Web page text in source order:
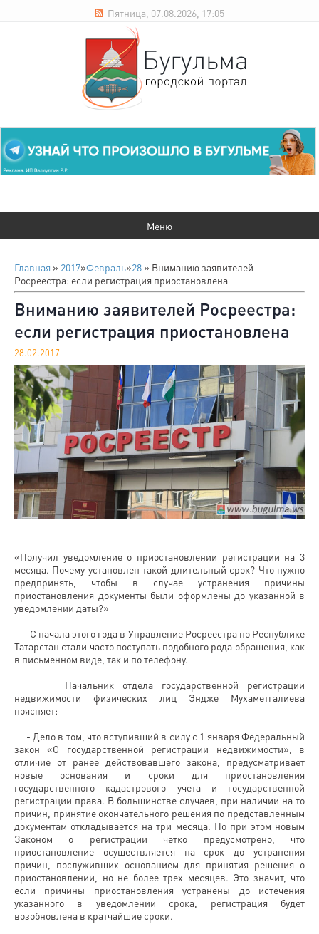
Пятница, 07.08.2026, 17:05
Главная » 2017»Февраль»28 » Вниманию заявителей
Росреестра: если регистрация приостановлена
Вниманию заявителей Росреестра:
если регистрация приостановлена
28.02.2017
«Получил уведомление о приостановлении регистрации на 3
месяца. Почему установлен такой длительный срок? Что нужно
предпринять, чтобы в случае устранения причины
приостановления документы были оформлены до указанной в
уведомлении даты?»
С начала этого года в Управление Росреестра по Республике
Татарстан стали часто поступать подобного рода обращения, как
в письменном виде, так и по телефону.
Начальник отдела государственной регистрации
недвижимости физических лиц Эндже Мухаметгалиева
поясняет:
- Дело в том, что вступивший в силу с 1 января Федеральный
закон «О государственной регистрации недвижимости», в
отличие от ранее действовавшего закона, предусматривает
новые основания и сроки для приостановления
государственного кадастрового учета и государственной
регистрации права. В большинстве случаев, при наличии на то
причин, принятие окончательного решения по представленным
документам откладывается на три месяца. Но при этом новым
Законом о регистрации четко предусмотрено, что
приостановление осуществляется на срок до устранения
причин, послуживших основанием для принятия решения о
приостановлении, но не более трех месяцев. Это значит, что
если причины приостановления устранены до истечения
указанного в уведомлении срока, регистрация будет
возобновлена в кратчайшие сроки.